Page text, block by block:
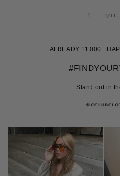
1 /van
11
ALREADY 11.000+
Stand out in